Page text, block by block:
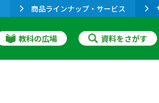
商品ラインナップ・サービス
教科の広場 資料をさがす